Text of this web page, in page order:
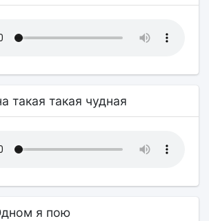
такая такая чудная
я пою